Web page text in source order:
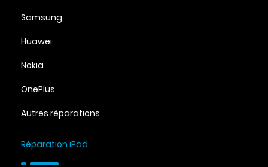
Samsung
Huawei
Nokia
OnePlus
Autres réparations
Réparation iPad